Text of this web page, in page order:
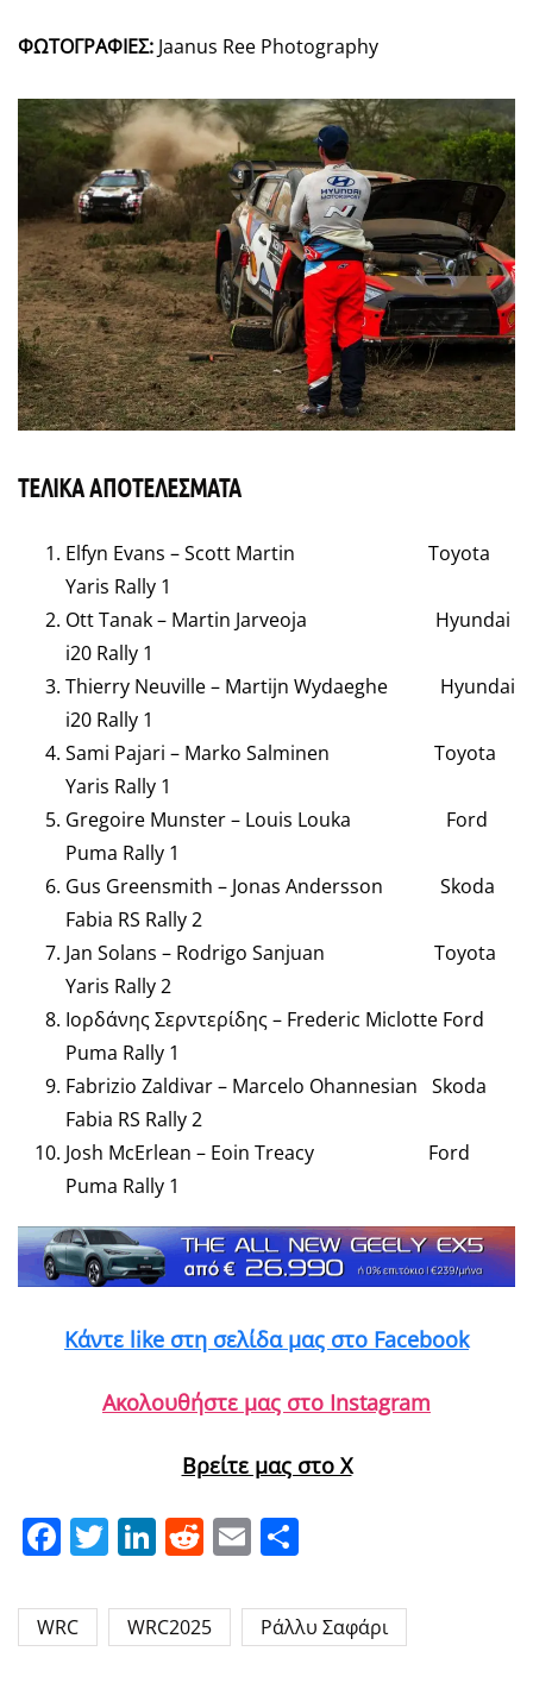
ΦΩΤΟΓΡΑΦΙΕΣ: Jaanus Ree Photography
ΤΕΛΙΚΑ ΑΠΟΤΕΛΕΣΜΑΤΑ
Elfyn Evans – Scott Martin Toyota
Yaris Rally 1
Ott Tanak – Martin Jarveoja Hyundai
i20 Rally 1
Thierry Neuville – Martijn Wydaeghe Hyundai
i20 Rally 1
Sami Pajari – Marko Salminen Toyota
Yaris Rally 1
Gregoire Munster – Louis Louka Ford
Puma Rally 1
Gus Greensmith – Jonas Andersson Skoda
Fabia RS Rally 2
Jan Solans – Rodrigo Sanjuan Toyota
Yaris Rally 2
Ιορδάνης Σερντερίδης – Frederic Miclotte Ford
Puma Rally 1
Fabrizio Zaldivar – Marcelo Ohannesian Skoda
Fabia RS Rally 2
Josh McErlean – Eoin Treacy Ford
Puma Rally 1
Κάντε like στη σελίδα μας στο Facebook
Ακολουθήστε μας στο Instagram
Βρείτε μας στο X
Facebook
Twitter
LinkedIn
Reddit
Email
WRC WRC2025 Ράλλυ Σαφάρι